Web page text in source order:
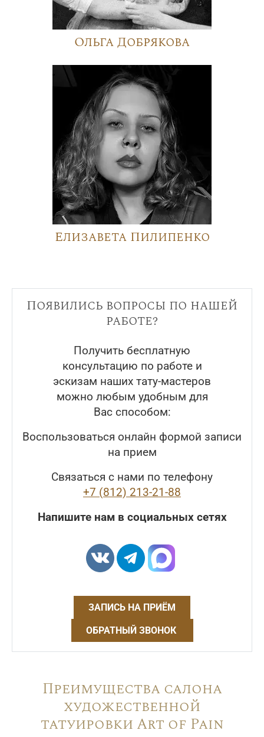
Ольга Добрякова
Елизавета Пилипенко
Появились вопросы по нашей
работе?
Получить бесплатную
консультацию по работе и
эскизам наших тату-мастеров
можно любым удобным для
Вас способом:
Воспользоваться онлайн формой записи
на прием
Связаться с нами по телефону
+7 (812) 213-21-88
Напишите нам в социальных сетях
ЗАПИСЬ НА ПРИЁМ
ОБРАТНЫЙ ЗВОНОК
Преимущества салона
художественной
татуировки Art of Pain